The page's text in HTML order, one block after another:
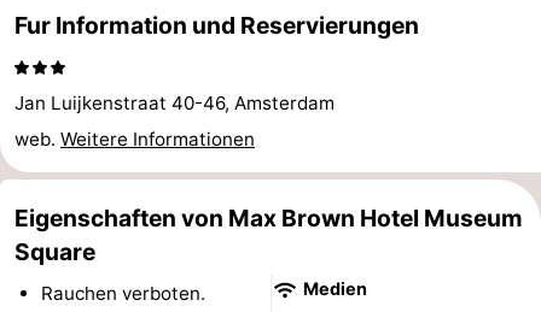
Nachtleben
Essen
und
Einkäufen
Märkte
-
Warenhäuser
Veranstaltungen
Fur Information und Reservierungen
Jan Luijkenstraat 40-46, Amsterdam
web. Weitere Informationen
Eigenschaften von Max Brown Hotel Museum
Square
Rauchen verboten. Medien